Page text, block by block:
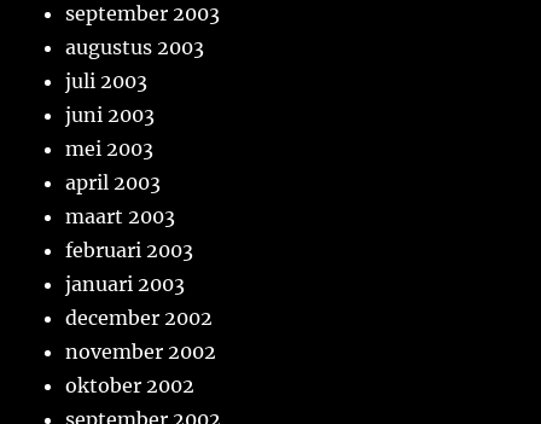
september 2003
augustus 2003
juli 2003
juni 2003
mei 2003
april 2003
maart 2003
februari 2003
januari 2003
december 2002
november 2002
oktober 2002